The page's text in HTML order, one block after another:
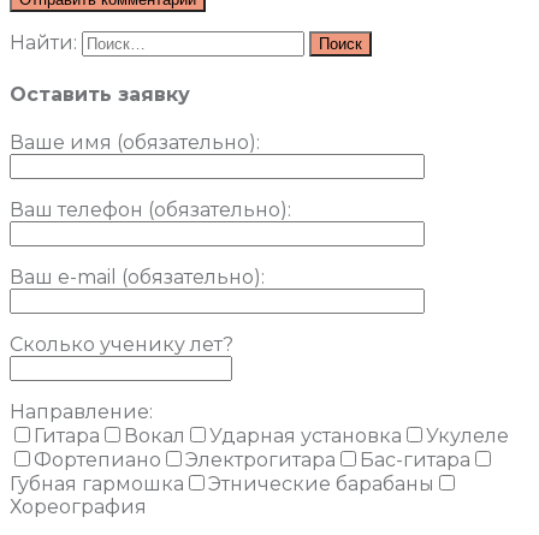
Найти:
Оставить заявку
Ваше имя (обязательно):
Ваш телефон (обязательно):
Ваш e-mail (обязательно):
Сколько ученику лет?
Направление:
Гитара
Вокал Ударная установка
Укулеле
Фортепиано
Электрогитара
Бас-гитара
Губная гармошка
Этнические барабаны
Хореография